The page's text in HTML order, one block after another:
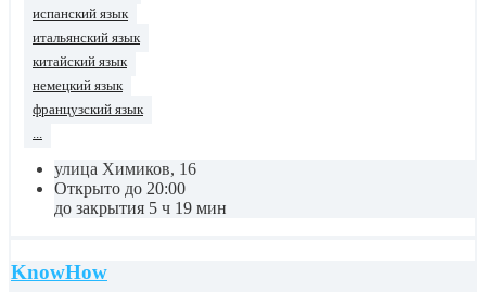
испанский язык
итальянский язык
китайский язык
немецкий язык
французский язык
...
улица Химиков, 16
Открыто до 20:00
до закрытия 5 ч 19 мин
KnowHow